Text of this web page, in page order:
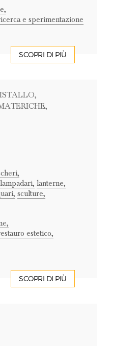
e sperimentazione
SCOPRI DI PIÙ
,
,
lampadari, lanterne,
sculture,
estetico,
SCOPRI DI PIÙ